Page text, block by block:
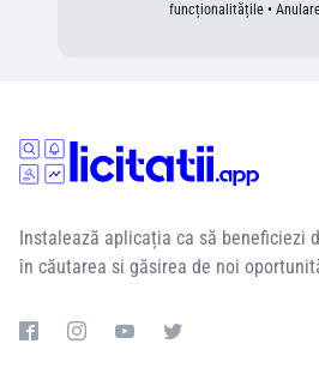
funcționalitățile •
Instalează aplicația ca să beneficiezi
în căutarea si găsirea de noi